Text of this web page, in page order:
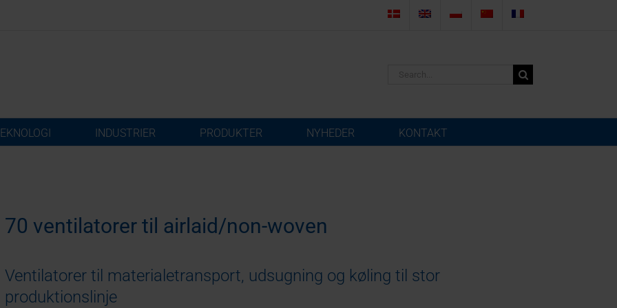
INDUSTRIER PRODUKTER NYHEDER KONTAKT
70 ventilatorer til airlaid/non-woven
Ventilatorer til materialetransport, udsugning og køling til stor
produktionslinje